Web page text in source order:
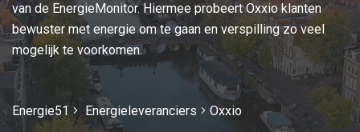
van de EnergieMonitor. Hiermee probeert Oxxio klanten
bewuster met energie om te gaan en verspilling zo veel
mogelijk te voorkomen.
Energie51 Energieleveranciers Oxxio